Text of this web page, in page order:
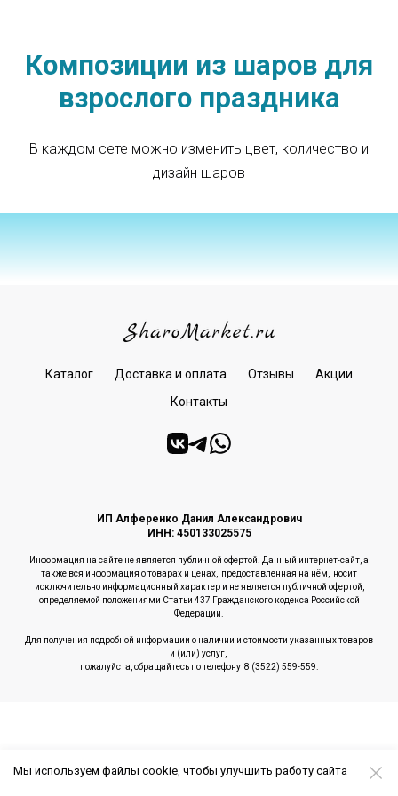
Композиции из шаров для
взрослого праздника
В каждом сете можно изменить цвет, количество и
дизайн шаров
Каталог Доставка и оплата Отзывы
Акции
Контакты
ИП Алференко Данил Александрович
ИНН: 450133025575
Информация на сайте не является публичной офертой. Данный интернет-сайт, а
также вся информация о товарах и ценах, предоставленная на нём, носит
исключительно информационный характер и не является публичной офертой,
определяемой положениями Статьи 437 Гражданского кодекса Российской
Федерации.
Для получения подробной информации о наличии и стоимости указанных товаров
и (или) услуг,
пожалуйста, обращайтесь по телефону 8 (3522) 559-559.
Мы используем файлы cookie, чтобы улучшить работу сайта